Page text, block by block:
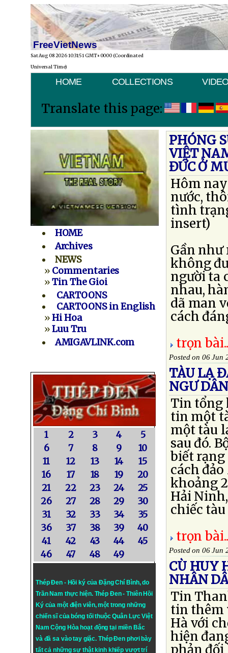
FreeVietNews
Sat Aug 08 2026 10:31:51 GMT+0000 (Coordinated
Universal Time)
HOME COLLECTIONS
Translate this page:
HOME
Archives
NEWS
» Commentaries
»Tin The Gioi
CARTOONS
CARTOONS in English
»Hi Hoa
»Luu Tru
AMIGAVLINK.com
1 2 3 4
5
6
7 8 9
10
11
12 13 14
15
16
17 18 19
20
21
22 23 24
25
26
27 28 29
30
31
32 33 34
35
36
37 38 39
40
41
42 43 44
45
46
47 48 49
Thép Đen - Hồi ký của Đặng Chí Bình, do
Trần Nam thực hiện. Thép Đen- Thiên Hồi
Ký của một điện viên, một trong những
chiến sĩ của bóng tối thuộc Quân Lực Việt
Nam Cộng Hòa hoạt động tại miền Bắc
và đã sa vào tay giặc. Thép Đen phơi bày
tất cả những sự thật kinh khiếp vượt trí
PHÓNG
VIỆT
ĐỨC Ở
Hôm
nước,
tình
insert)
Gần như
không
người ta
nhau,
dã man
cách
trọn
Posted on 06 Jun
TÀU LẠ
NGƯ
Tin tổng
tin một
một tàu
sau đó.
biết
cách
khoảng
Hải
chiếc
trọn
Posted on 06 Jun
CÙ HUY
NHÂN
Tin
tin thêm
Hà với
hiện
phản